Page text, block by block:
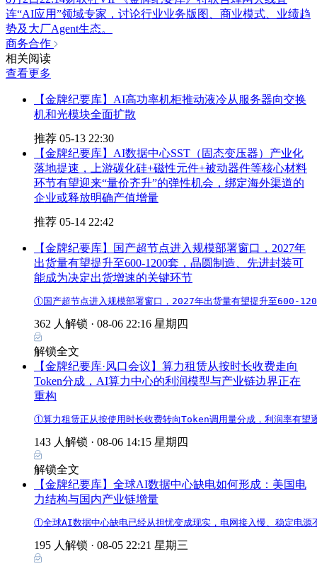
连“AI应用”领域专家，讨论行业业务版图、商业模式、业绩趋
势及大厂Agent生态。
商务合作
相关阅读
查看更多
【金牌纪要库】AI高功率机柜推动液冷从服务器向交换
机和光模块全面扩散
推荐 05-13 22:30
【金牌纪要库】AI数据中心SST（固态变压器）产业化
落地提速，上游碳化硅+磁性元件+被动器件等核心材料
环节有望迎来“量价齐升”的弹性机会，绑定海外渠道的
企业或释放明确产值增量
推荐 05-14 22:42
【金牌纪要库】国产超节点进入规模部署窗口，2027年
出货量有望提升至600-1200套，晶圆制造、先进封装可
能成为决定出货增速的关键环节
①国产超节点进入规模部署窗口，2027年出货量有望提升至600-
362 人解锁 · 08-06 22:16 星期四
解锁全文
【金牌纪要库·风口会议】算力租赁从按时长收费走向
Token分成，AI算力中心的利润模型与产业链边界正在
重构
①算力租赁正从按使用时长收费转向Token调用量分成，利润率有望
143 人解锁 · 08-06 14:15 星期四
解锁全文
【金牌纪要库】全球AI数据中心缺电如何形成：美国电
力结构与国内产业链增量
①全球AI数据中心缺电已经从担忧变成现实，电网接入慢、稳定电源
195 人解锁 · 08-05 22:21 星期三